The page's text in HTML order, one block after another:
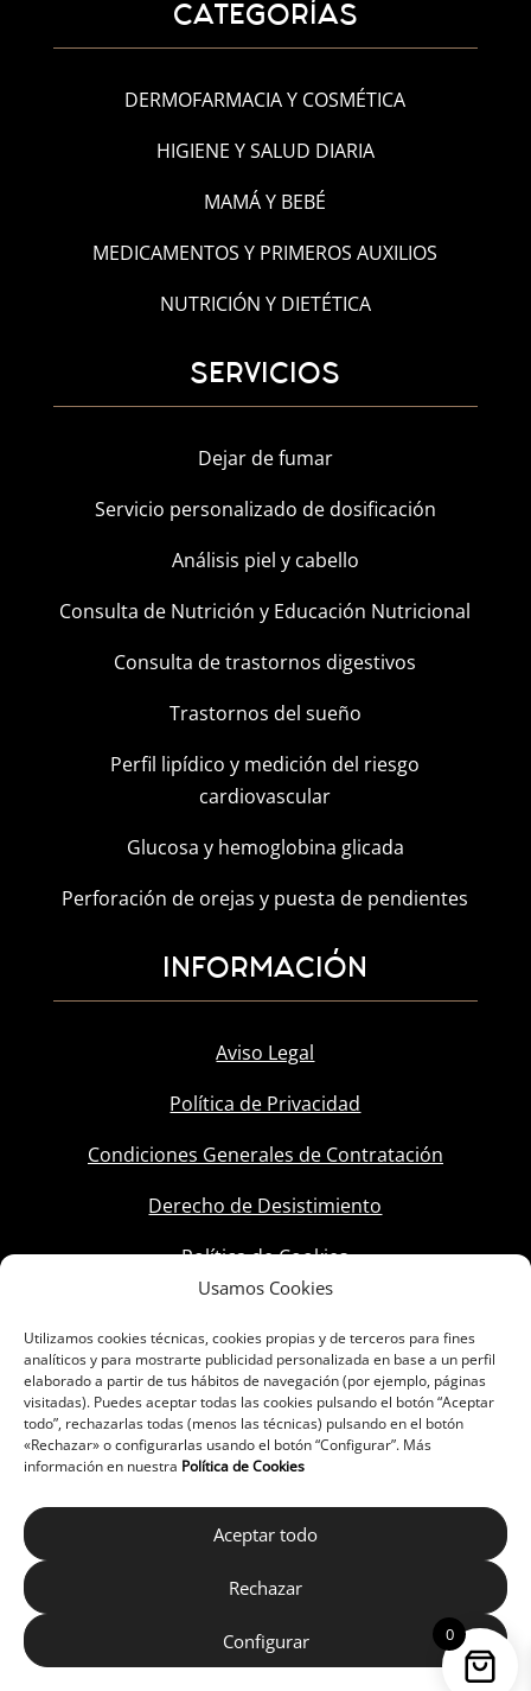
Usamos Cookies
Utilizamos cookies técnicas, cookies propias y de terceros para fines
analíticos y para mostrarte publicidad personalizada en base a un perfil
elaborado a partir de tus hábitos de navegación (por ejemplo, páginas
visitadas). Puedes aceptar todas las cookies pulsando el botón “Aceptar
todo”, rechazarlas todas (menos las técnicas) pulsando en el botón
«Rechazar» o configurarlas usando el botón “Configurar”. Más
información en nuestra Política de Cookies
Aceptar todo
Rechazar
Configurar
CATEGORÍAS
DERMOFARMACIA Y COSMÉTICA
HIGIENE Y SALUD DIARIA
MAMÁ Y BEBÉ
MEDICAMENTOS Y PRIMEROS AUXILIOS
NUTRICIÓN Y DIETÉTICA
SERVICIOS
Dejar de fumar
Servicio personalizado de dosificación
Análisis piel y cabello
Consulta de Nutrición y Educación Nutricional
Consulta de trastornos digestivos
Trastornos del sueño
Perfil lipídico y medición del riesgo
cardiovascular
Glucosa y hemoglobina glicada
Perforación de orejas y puesta de pendientes
INFORMACIÓN
Aviso Legal
Política de Privacidad
Condiciones Generales de Contratación
Derecho de Desistimiento
Política de Cookies
0